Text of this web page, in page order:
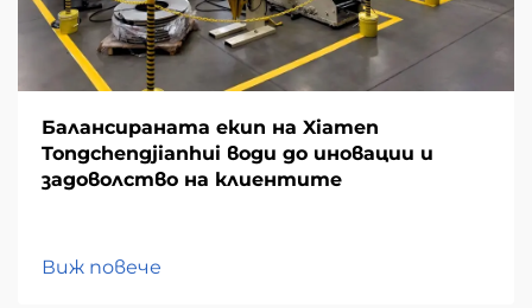
Балансираната екип на Xiamen
Tongchengjianhui води до иновации и
задоволство на клиентите
Виж повече